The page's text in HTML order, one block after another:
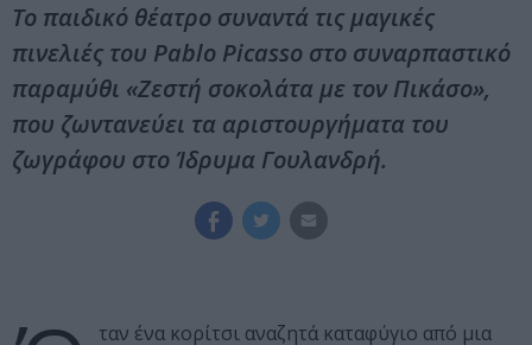
Το παιδικό θέατρο συναντά τις μαγικές
πινελιές του Pablo Picasso στο συναρπαστικό
παραμύθι «Ζεστή σοκολάτα με τον Πικάσο»,
που ζωντανεύει τα αριστουργήματα του
ζωγράφου στο Ίδρυμα Γουλανδρή.
ταν ένα κορίτσι αναζητά καταφύγιο από μια